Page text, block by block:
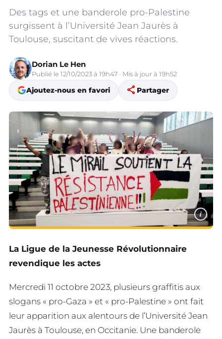
Des tags et une banderole pro-Palestine
surgissent à l’Université Jean Jaurès à
Toulouse, suscitant de vives réactions.
Dorian Le Hen
Publié le 12/10/2023 à 19h47 · Mis à jour à 19h52
Ajoutez-nous en favori share Partager
i
La Ligue de la Jeunesse Révolutionnaire
revendique les actes
Mercredi 11 octobre 2023, plusieurs graffitis aux
slogans « pro-Gaza » et « pro-Palestine » ont fait
leur apparition aux alentours de l’Université Jean
Jaurès à Toulouse, en Occitanie. Une banderole